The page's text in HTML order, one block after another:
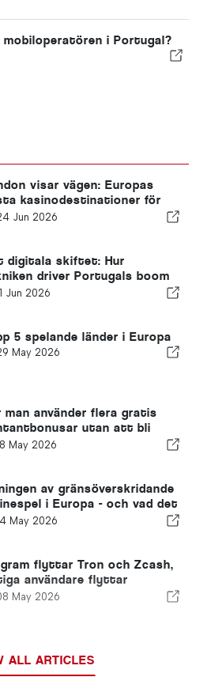
i Portugal?
visar vägen: Europas
kasinodestinationer för
resenärer
Jun 2026
digitala skiftet: Hur
driver Portugals boom
online
Jun 2026
5 spelande länder i Europa
May 2026
man använder flera gratis
utan att bli
May 2026
av gränsöverskridande
i Europa - och vad det
för portugisiska spelare
May 2026
flyttar Tron och Zcash,
användare flyttar
Det första Layer 1-
May 2026
ALL ARTICLES